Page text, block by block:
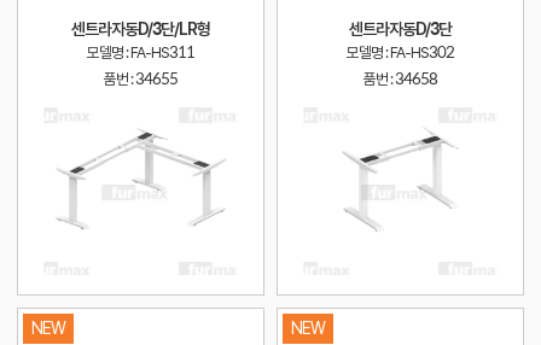
센트라자동D/3단/LR형
모델명 : FA-HS311
품번 :34655
센트라자동D/3단
모델명 : FA-HS302
품번 :34658
NEW
NEW